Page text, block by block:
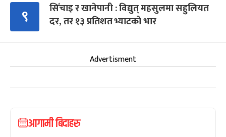
९
सिँचाइ र खानेपानी : विद्युत् महसुलमा सहुलियत
दर, तर १३ प्रतिशत भ्याटको भार
Advertisment
आगामी बिदाहरु